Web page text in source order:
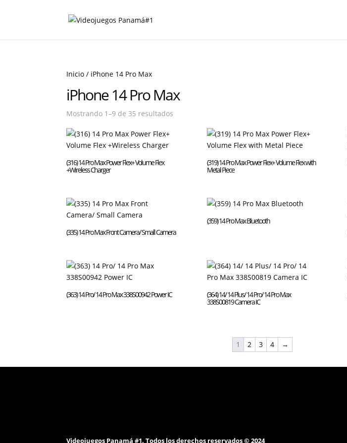
Inicio / iPhone 14 Pro Max
iPhone 14 Pro Max
Mostrando 1–9 de 35 resultados
(316) 14 Pro Max Power Flex+ Volume Flex
+Wireless Charger
(319) 14 Pro Max Power Flex+ Volume Flex with
Metal Piece
(335) 14 Pro Max Front Camera/ Small Camera
(359) 14 Pro Max Bluetooth
(363) 14 Pro/ 14 Pro Max 338S00942 Power IC (364) 14/ 14 Plus/ 14 Pro/ 14 Pro Max
338S00819 Camera IC
1 2 3 4 →
Videojuegos Panamá #1. Todos los derechos reservados © 2024